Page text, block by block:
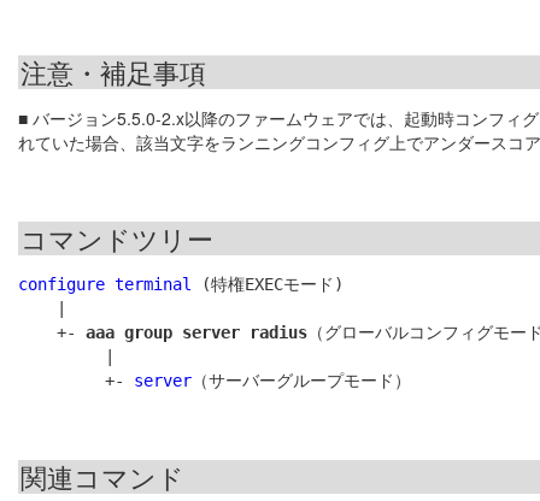
注意・補足事項
■ バージョン5.5.0-2.x以降のファームウェアでは、起動時コンフィ
れていた場合、該当文字をランニングコンフィグ上でアンダースコ
コマンドツリー
configure terminal
(特権EXECモード)
    +-
aaa group server radius （グローバルコンフィグモー
         +-
server
関連コマンド